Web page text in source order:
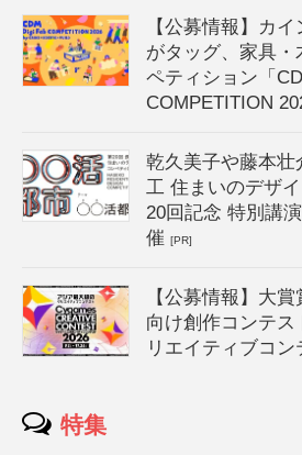
【公募情報】カ
がタッグ、家具
ペティション「
COMPETITION
乾久美子や藤本壮
工 住まいのデザ
20回記念 特別講
催[PR]
【公募情報】大
向け創作コンテス
リエイティブコ
特集